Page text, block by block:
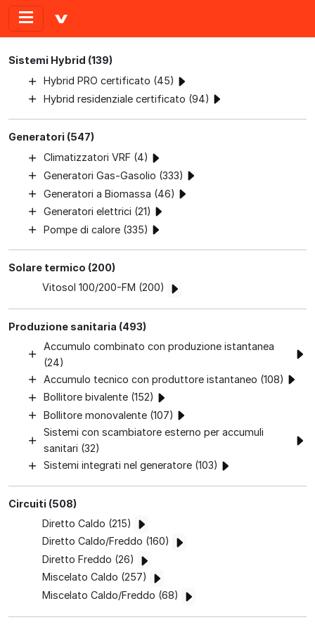
Sistemi Hybrid (139)
Hybrid PRO certificato (45)
Hybrid residenziale certificato (94)
Generatori (547)
Climatizzatori VRF (4)
Generatori Gas-Gasolio (333)
Generatori a Biomassa (46)
Generatori elettrici (21)
Pompe di calore (335)
Solare termico (200)
Vitosol 100/200-FM (200)
Produzione sanitaria (493)
Accumulo combinato con produzione istantanea
(24)
Accumulo tecnico con produttore istantaneo (108)
Bollitore bivalente (152)
Bollitore monovalente (107)
Sistemi con scambiatore esterno per accumuli
sanitari (32)
Sistemi integrati nel generatore (103)
Circuiti (508)
Diretto Caldo (215)
Diretto Caldo/Freddo (160)
Diretto Freddo (26)
Miscelato Caldo (257)
Miscelato Caldo/Freddo (68)